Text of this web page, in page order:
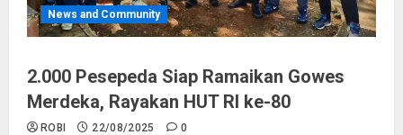
News and Community
2.000 Pesepeda Siap Ramaikan Gowes
Merdeka, Rayakan HUT RI ke-80
ROBI 22/08/2025 0